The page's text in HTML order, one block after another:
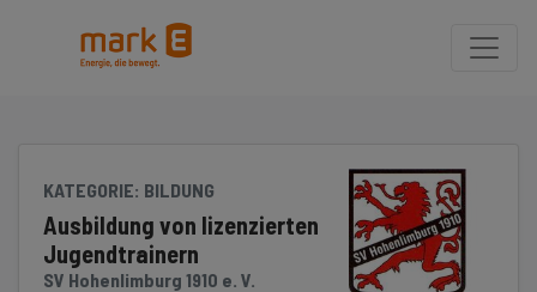
Klicken Sie, um die Navigation zu überspringen und zum Hauptteil
KATEGORIE: BILDUNG
Ausbildung von lizenzierten
Jugendtrainern
SV Hohenlimburg 1910 e. V.